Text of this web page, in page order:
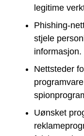
legitime
Phishing-
stjele
informasjon.
Nettsteder
Uønsket